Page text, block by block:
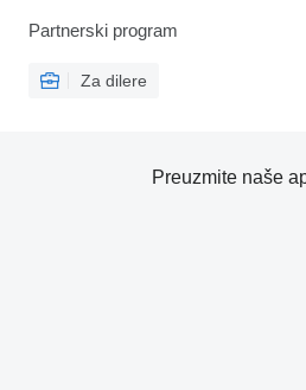
Partnerski program
Za dilere
Preuzmite naše